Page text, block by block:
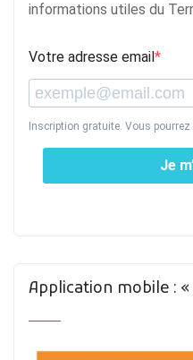
informations utiles du
Votre adresse email
Inscription gratuite. Vous
Je
Application mobile : «